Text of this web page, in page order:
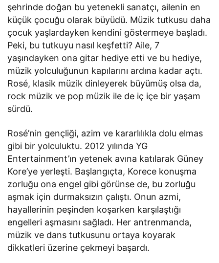
şehrinde doğan bu yetenekli sanatçı, ailenin en
küçük çocuğu olarak büyüdü. Müzik tutkusu daha
çocuk yaşlardayken kendini göstermeye başladı.
Peki, bu tutkuyu nasıl keşfetti? Aile, 7
yaşındayken ona gitar hediye etti ve bu hediye,
müzik yolculuğunun kapılarını ardına kadar açtı.
Rosé, klasik müzik dinleyerek büyümüş olsa da,
rock müzik ve pop müzik ile de iç içe bir yaşam
sürdü.
Rosé’nin gençliği, azim ve kararlılıkla dolu elmas
gibi bir yolculuktu. 2012 yılında YG
Entertainment’ın yetenek avına katılarak Güney
Kore’ye yerleşti. Başlangıçta, Korece konuşma
zorluğu ona engel gibi görünse de, bu zorluğu
aşmak için durmaksızın çalıştı. Onun azmi,
hayallerinin peşinden koşarken karşılaştığı
engelleri aşmasını sağladı. Her antrenmanda,
müzik ve dans tutkusunu ortaya koyarak
dikkatleri üzerine çekmeyi başardı.